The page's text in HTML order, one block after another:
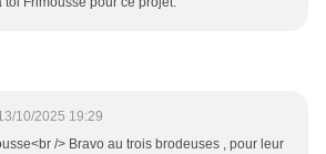
10/2025 19:29
/> Bravo au trois brodeuses , pour leur